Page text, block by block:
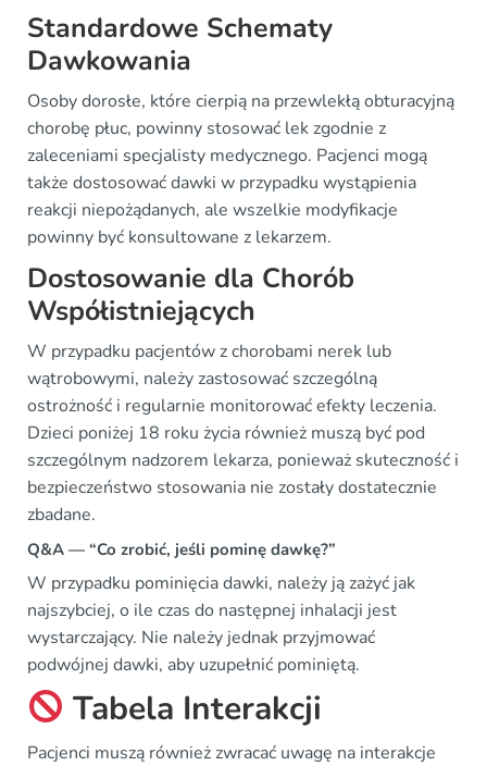
Standardowe Schematy
Dawkowania
Osoby dorosłe, które cierpią na przewlekłą obturacyjną
chorobę płuc, powinny stosować lek zgodnie z
zaleceniami specjalisty medycznego. Pacjenci mogą
także dostosować dawki w przypadku wystąpienia
reakcji niepożądanych, ale wszelkie modyfikacje
powinny być konsultowane z lekarzem.
Dostosowanie dla Chorób
Współistniejących
W przypadku pacjentów z chorobami nerek lub
wątrobowymi, należy zastosować szczególną
ostrożność i regularnie monitorować efekty leczenia.
Dzieci poniżej 18 roku życia również muszą być pod
szczególnym nadzorem lekarza, ponieważ skuteczność i
bezpieczeństwo stosowania nie zostały dostatecznie
zbadane.
Q&A — “Co zrobić, jeśli pominę dawkę?”
W przypadku pominięcia dawki, należy ją zażyć jak
najszybciej, o ile czas do następnej inhalacji jest
wystarczający. Nie należy jednak przyjmować
podwójnej dawki, aby uzupełnić pominiętą.
Tabela Interakcji
Pacjenci muszą również zwracać uwagę na interakcje